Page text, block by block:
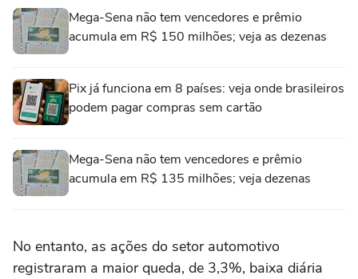
Mega-Sena não tem vencedores e prêmio
acumula em R$ 150 milhões; veja as dezenas
Pix já funciona em 8 países: veja onde brasileiros
podem pagar compras sem cartão
Mega-Sena não tem vencedores e prêmio
acumula em R$ 135 milhões; veja dezenas
No entanto, as ‌ações do setor automotivo
registraram ‌a maior queda, de 3,3%, baixa diária